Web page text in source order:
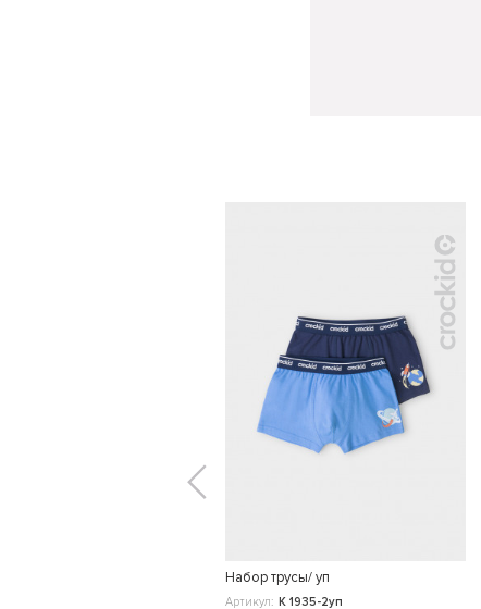
Набор трусы/ уп
Артикул: К 1935-2уп